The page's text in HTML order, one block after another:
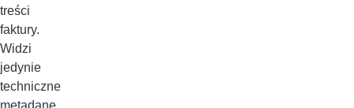
treści
faktury.
Widzi
jedynie
techniczne